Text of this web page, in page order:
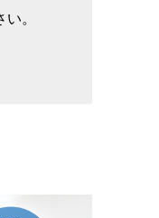
。